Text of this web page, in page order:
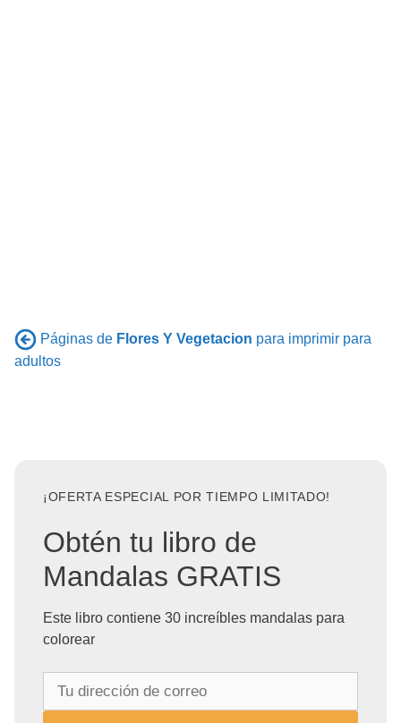
Páginas de Flores Y Vegetacion para imprimir para
adultos
¡OFERTA ESPECIAL POR TIEMPO LIMITADO!
Obtén tu libro de
Mandalas GRATIS
Este libro contiene 30 increíbles mandalas para
colorear